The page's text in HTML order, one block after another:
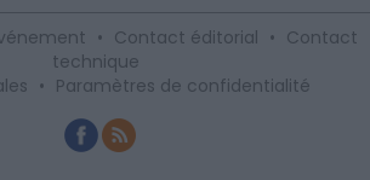
• Contact éditorial • Contact
technique
• Paramètres de confidentialité